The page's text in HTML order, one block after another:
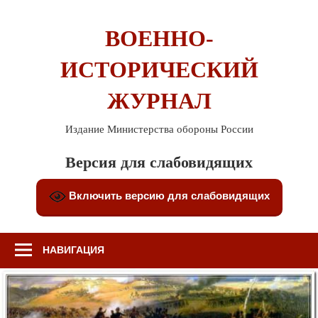
ВОЕННО-
ИСТОРИЧЕСКИЙ
ЖУРНАЛ
Издание Министерства обороны России
Версия для слабовидящих
Включить версию для слабовидящих
НАВИГАЦИЯ